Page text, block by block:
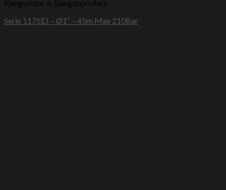
Slangvindor & Slangupprullare
Serie 1175EJ – Ø1″ – 45m Max 210Bar